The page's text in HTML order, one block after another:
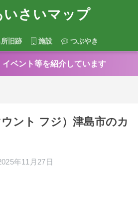
いさいマップ
旧跡 施設 つぶやき
ベント等を紹介しています
ント フジ）津島市のカ
年11月27日